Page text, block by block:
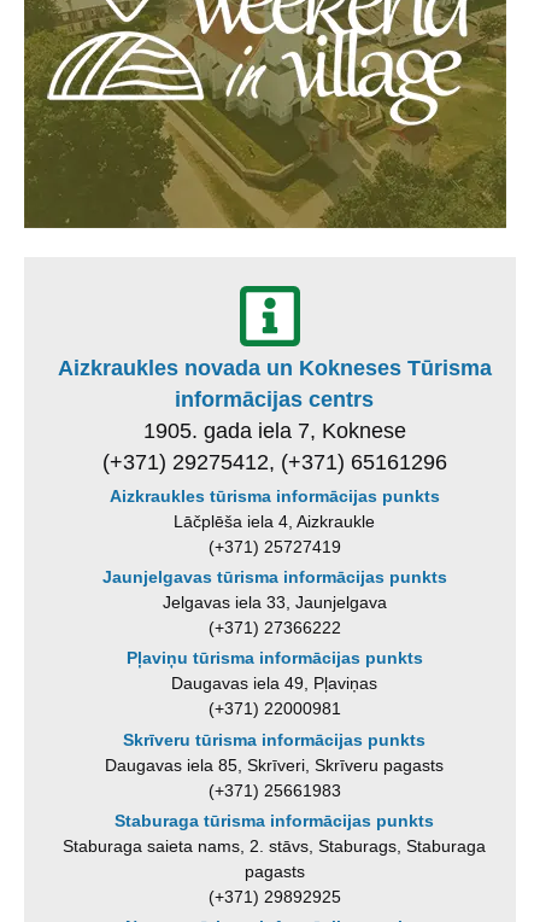
Aizkraukles novada un Kokneses Tūrisma
informācijas centrs
1905. gada iela 7, Koknese
(+371) 29275412, (+371) 65161296
Aizkraukles tūrisma informācijas punkts
Lāčplēša iela 4, Aizkraukle
(+371) 25727419
Jaunjelgavas tūrisma informācijas punkts
Jelgavas iela 33, Jaunjelgava
(+371) 27366222
Pļaviņu tūrisma informācijas punkts
Daugavas iela 49, Pļaviņas
(+371) 22000981
Skrīveru tūrisma informācijas punkts
Daugavas iela 85, Skrīveri, Skrīveru pagasts
(+371) 25661983
Staburaga tūrisma informācijas punkts
Staburaga saieta nams, 2. stāvs, Staburags, Staburaga
pagasts
(+371) 29892925